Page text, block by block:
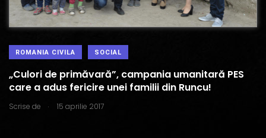
ROMANIA CIVILA SOCIAL
„Culori de primăvară”, campania umanitară PES
care a adus fericire unei familii din Runcu!
Scrise de . 15 aprilie 2017